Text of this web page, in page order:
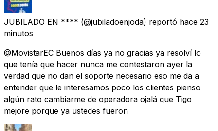
JUBILADO EN **** (@jubiladoenjoda) reportó hace 23
minutos
@MovistarEC Buenos días ya no gracias ya resolví lo
que tenía que hacer nunca me contestaron ayer la
verdad que no dan el soporte necesario eso me da a
entender que le interesamos poco los clientes pienso
algún rato cambiarme de operadora ojalá que Tigo
mejore porque ya ustedes fueron